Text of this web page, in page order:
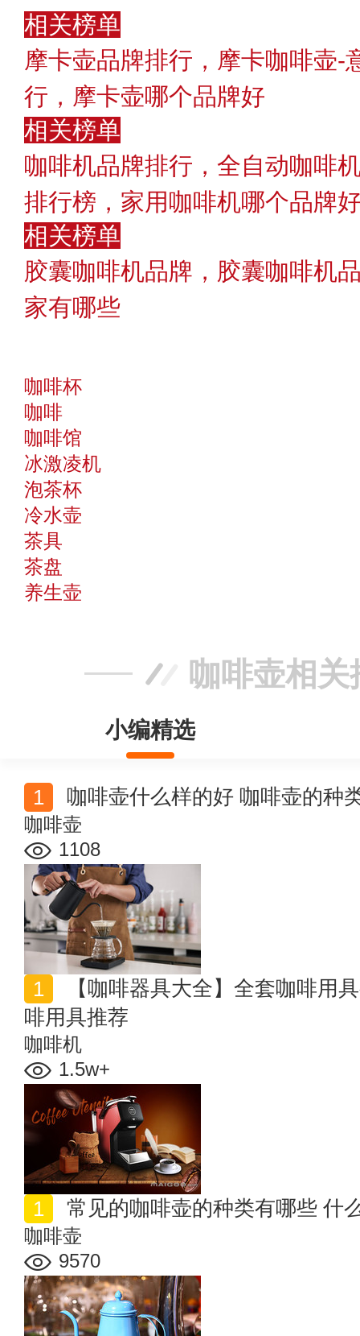
相关榜单
摩卡壶品牌排行，摩卡咖啡壶-
行，摩卡壶哪个品牌好
相关榜单
咖啡机品牌排行，全自动咖啡
排行榜，家用咖啡机哪个品牌
相关榜单
胶囊咖啡机品牌，胶囊咖啡机
家有哪些
咖啡杯
咖啡
咖啡馆
冰激凌机
泡茶杯
冷水壶
茶具
茶盘
养生壶
咖啡壶相关
小编精选
咖啡壶什么样的好 咖啡壶的种
咖啡壶
1108
啡用具推荐
咖啡机
1.5w+
常见的咖啡壶的种类有哪些 什
咖啡壶
9570